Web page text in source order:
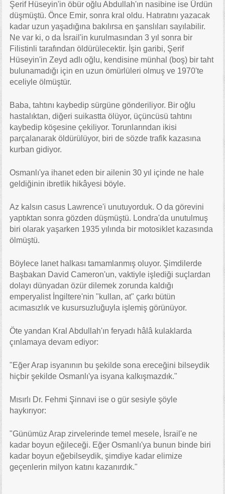
Şerif Hüseyin'in öbür oğlu Abdullah'ın nasibine ise Ürdün
düşmüştü. Önce Emir, sonra kral oldu. Hatıratını yazacak
kadar uzun yaşadığına bakılırsa en şanslıları sayılabilir.
Ne var ki, o da İsrail'in kurulmasından 3 yıl sonra bir
Filistinli tarafından öldürülecektir. İşin garibi, Şerif
Hüseyin'in Zeyd adlı oğlu, kendisine münhal (boş) bir taht
bulunamadığı için en uzun ömürlüleri olmuş ve 1970'te
eceliyle ölmüştür.
Baba, tahtını kaybedip sürgüne gönderiliyor. Bir oğlu
hastalıktan, diğeri suikastta ölüyor, üçüncüsü tahtını
kaybedip köşesine çekiliyor. Torunlarından ikisi
parçalanarak öldürülüyor, biri de sözde trafik kazasına
kurban gidiyor.
Osmanlı'ya ihanet eden bir ailenin 30 yıl içinde ne hale
geldiğinin ibretlik hikâyesi böyle.
Az kalsın casus Lawrence'i unutuyorduk. O da görevini
yaptıktan sonra gözden düşmüştü. Londra'da unutulmuş
biri olarak yaşarken 1935 yılında bir motosiklet kazasında
ölmüştü.
Böylece lanet halkası tamamlanmış oluyor. Şimdilerde
Başbakan David Cameron'un, vaktiyle işlediği suçlardan
dolayı dünyadan özür dilemek zorunda kaldığı
emperyalist İngiltere'nin "kullan, at" çarkı bütün
acımasızlık ve kusursuzluğuyla işlemiş görünüyor.
Öte yandan Kral Abdullah'ın feryadı hâlâ kulaklarda
çınlamaya devam ediyor:
"Eğer Arap isyanının bu şekilde sona ereceğini bilseydik
hiçbir şekilde Osmanlı'ya isyana kalkışmazdık."
Mısırlı Dr. Fehmi Şinnavi ise o gür sesiyle şöyle
haykırıyor:
"Günümüz Arap zirvelerinde temel mesele, İsrail'e ne
kadar boyun eğileceği. Eğer Osmanlı'ya bunun binde biri
kadar boyun eğebilseydik, şimdiye kadar elimize
geçenlerin milyon katını kazanırdık."